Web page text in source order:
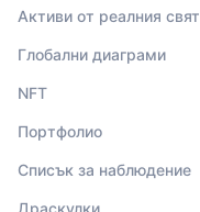
Активи от реалния свят
Глобални диаграми
NFT
Портфолио
Списък за наблюдение